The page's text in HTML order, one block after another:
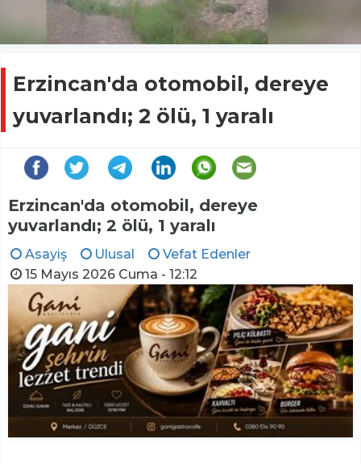
Erzincan'da otomobil, dereye
yuvarlandı; 2 ölü, 1 yaralı
Erzincan'da otomobil, dereye
yuvarlandı; 2 ölü, 1 yaralı
Asayiş Ulusal
Vefat Edenler
15 Mayıs 2026 Cuma - 12:12